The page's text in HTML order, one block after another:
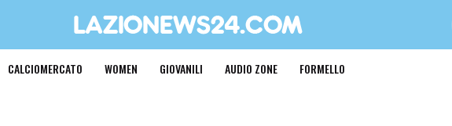
CALCIOMERCATO WOMEN GIOVANILI AUDIO ZONE FORMELLO